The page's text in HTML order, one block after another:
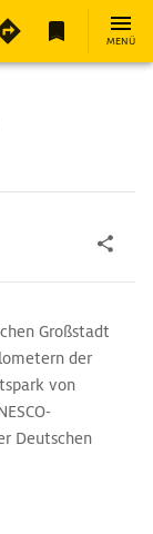
MENÜ
Großstadt
der
von
Deutschen